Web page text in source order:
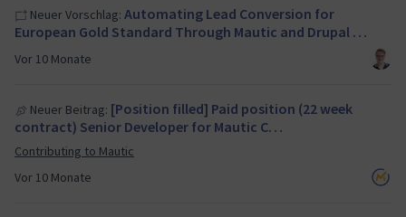
Vor 10 Monate
Neuer Vorschlag: Automating Lead Conversion for
European Gold Standard Through Mautic and Drupal …
Vor 10 Monate
Neuer Beitrag: [Position filled] Paid position (22 week
contract) Senior Developer for Mautic C…
Contributing to Mautic